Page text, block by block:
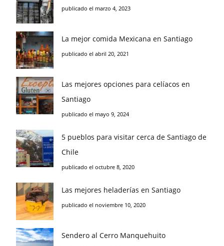
publicado el marzo 4, 2023
La mejor comida Mexicana en Santiago
publicado el abril 20, 2021
Las mejores opciones para celíacos en
Santiago
publicado el mayo 9, 2024
5 pueblos para visitar cerca de Santiago de
Chile
publicado el octubre 8, 2020
Las mejores heladerías en Santiago
publicado el noviembre 10, 2020
Sendero al Cerro Manquehuito